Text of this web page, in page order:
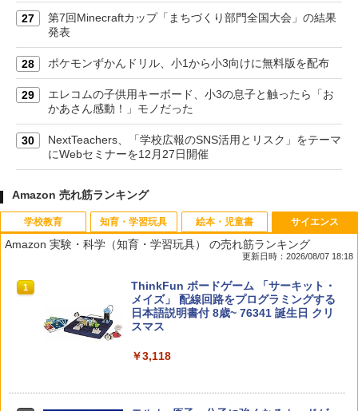
27
第7回Minecraftカップ「まちづくり部門全国大会」の結果
発表
28 ポケモンずかんドリル、小1から小3向けに無料版を配布
29
エレコムの子供用キーボード、小3の息子と触ったら「お
かあさん感動！」モノだった
30
NextTeachers、「学校広報のSNS活用とリスク」をテーマ
にWebセミナーを12月27日開催
Amazon 売れ筋ランキング
学校教育
1 先生のためのGoogle AI完全攻略図鑑
￥-
知育・学習玩具
1
Amazon Fire HD 10 キッズモデル (10イ
ンチ) ピンク 対象年齢3歳から 数千点の
キッズコンテンツが1年間使い放題
絵本・児童書
1
タッチペンで音が聞ける!はじめてずかん
1000 英語つき ([バラエティ])
￥5,478
2
中学英語をもう一度ひとつひとつわかり
サイエンス
Amazon 実験・科学（知育・学習玩具） の売れ筋ランキング
更新日時：2026/08/07 18:18
1
ThinkFun ボードゲーム 「サーキット・
メイズ」 配線回路をプログラミングする
日本語説明書付 8歳~ 76341 誕生日 クリ
スマス
￥3,118